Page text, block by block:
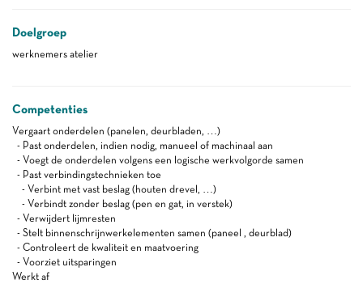
Doelgroep
werknemers atelier
Competenties
Vergaart onderdelen (panelen, deurbladen, …)
- Past onderdelen, indien nodig, manueel of machinaal aan
- Voegt de onderdelen volgens een logische werkvolgorde samen
- Past verbindingstechnieken toe
- Verbint met vast beslag (houten drevel, …)
- Verbindt zonder beslag (pen en gat, in verstek)
- Verwijdert lijmresten
- Stelt binnenschrijnwerkelementen samen (paneel , deurblad)
- Controleert de kwaliteit en maatvoering
- Voorziet uitsparingen
Werkt af